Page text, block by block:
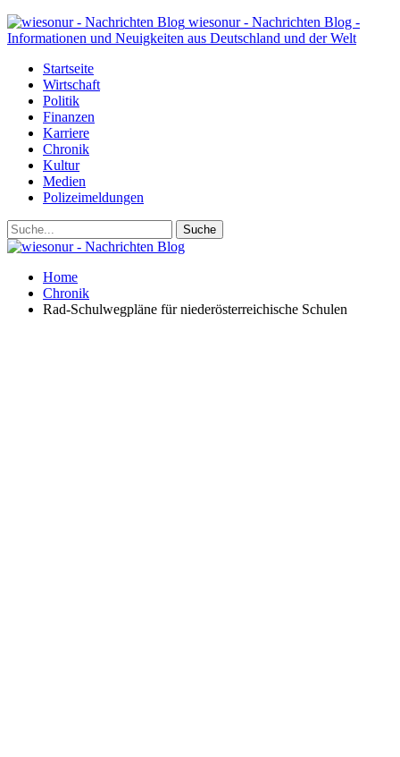
wiesonur - Nachrichten Blog -
Informationen und Neuigkeiten aus Deutschland und der Welt
Startseite
Wirtschaft
Politik
Finanzen
Karriere
Chronik
Kultur
Medien
Polizeimeldungen
Home
Chronik
Rad-Schulwegpläne für niederösterreichische Schulen